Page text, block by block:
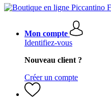
Mon compte
Identifiez-vous
Nouveau client ?
Créer un compte